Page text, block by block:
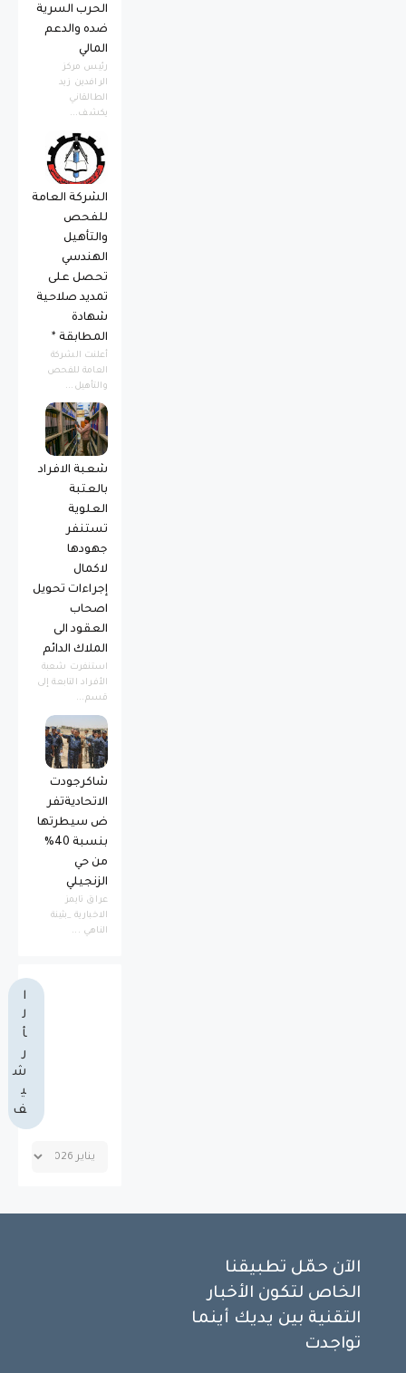
الحرب السرية
ضده والدعم
المالي
رئيس مركز
الرافدين زيد
الطالقاني
يكشف...
الشركة العامة
للفحص
والتأهيل
الهندسي
تحصل على
تمديد صلاحية
شهادة
المطابقة *
أعلنت الشركة
العامة للفحص
والتأهيل...
شعبة الافراد
بالعتبة
العلوية
تستنفر
جهودها
لاكمال
إجراءات تحويل
اصحاب
العقود الى
الملاك الدائم
استنفرت شعبة
الأفراد التابعة إلى
قسم...
شاكرجودت
الاتحاديةتفر
ض سيطرتها
بنسبة 40%
من حي
الزنجيلي
عراق تايمز
الاخبارية _بثينة
الناهي ...
ا
ل
أ
ر
ش
ي
ف
الآن حمّل تطبيقنا
الخاص لتكون الأخبار
التقنية بين يديك أينما
تواجدت